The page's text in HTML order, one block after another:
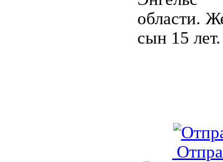
области.
сын 15 лет.